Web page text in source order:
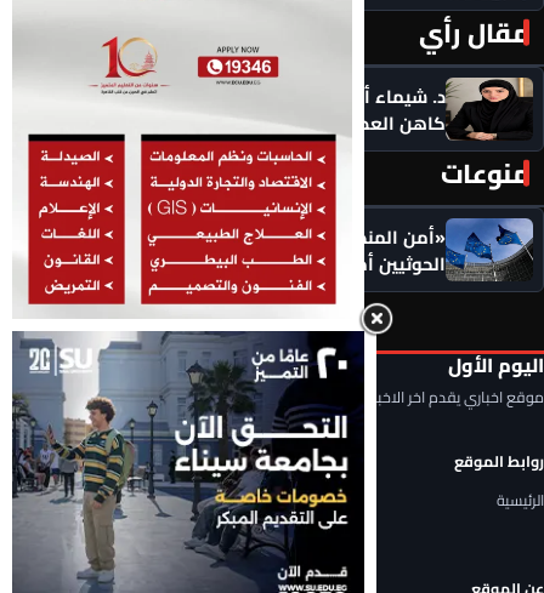
مقال رأي
د. شيماء أحمدين تكتب .. حين يصبح الذكاء الاصطناعي
كاهن العصر: هل نستبدل التأمل بالاستهلاك؟
منوعات المزيد ‹
«أمن المنطقة في خطر».. الاتحاد الأوروبي يضع
الحوثيين أمام مسؤولياتهم: أوقفوا الهجمات فورًا
اليوم الأول
موقع اخباري يقدم اخر الاخبار المحلية والعربية والعالمية
روابط الموقع
الرئيسية
عن الموقع